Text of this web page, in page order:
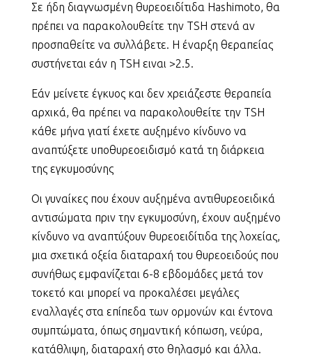
Σε ήδη διαγνωσμένη θυρεοειδίτιδα Hashimoto, θα
πρέπει να παρακολουθείτε την TSH στενά αν
προσπαθείτε να συλλάβετε. Η έναρξη θεραπείας
συστήνεται εάν η TSH ειναι >2.5.
Εάν μείνετε έγκυος και δεν χρειάζεστε θεραπεία
αρχικά, θα πρέπει να παρακολουθείτε την TSH
κάθε μήνα γιατί έχετε αυξημένο κίνδυνο να
αναπτύξετε υποθυρεοειδισμό κατά τη διάρκεια
της εγκυμοσύνης
Οι γυναίκες που έχουν αυξημένα αντιθυρεοειδικά
αντισώματα πριν την εγκυμοσύνη, έχουν αυξημένο
κίνδυνο να αναπτύξουν θυρεοειδίτιδα της λοχείας,
μια σχετικά οξεία διαταραχή του θυρεοειδούς που
συνήθως εμφανίζεται 6-8 εβδομάδες μετά τον
τοκετό και μπορεί να προκαλέσει μεγάλες
εναλλαγές στα επίπεδα των ορμονών και έντονα
συμπτώματα, όπως σημαντική κόπωση, νεύρα,
κατάθλιψη, διαταραχή στο θηλασμό και άλλα.